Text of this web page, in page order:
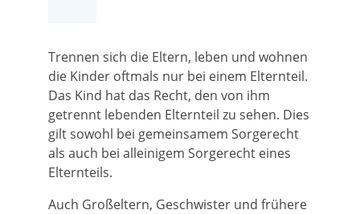
Trennen sich die Eltern, leben und wohnen
die Kinder oftmals nur bei einem Elternteil.
Das Kind hat das Recht, den von ihm
getrennt lebenden Elternteil zu sehen. Dies
gilt sowohl bei gemeinsamem Sorgerecht
als auch bei alleinigem Sorgerecht eines
Elternteils.
Auch Großeltern, Geschwister und frühere